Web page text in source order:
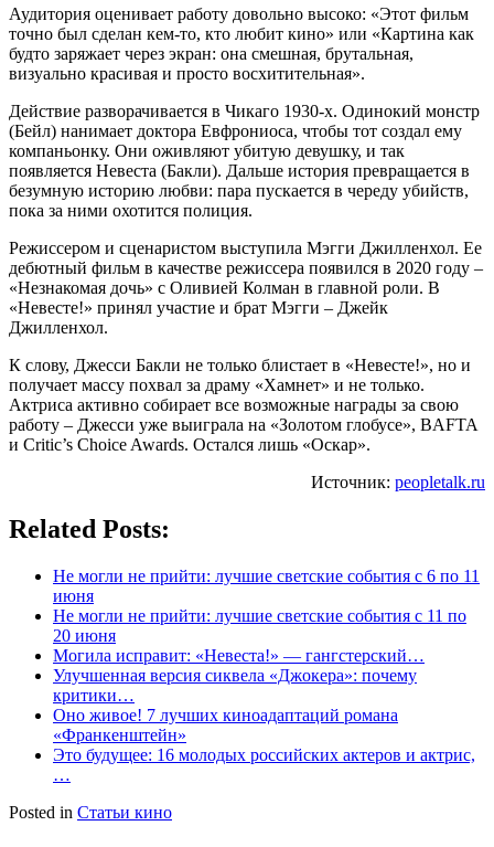
Аудитория оценивает работу довольно высоко: «Этот фильм
точно был сделан кем-то, кто любит кино» или «Картина как
будто заряжает через экран: она смешная, брутальная,
визуально красивая и просто восхитительная».
Действие разворачивается в Чикаго 1930-х. Одинокий монстр
(Бейл) нанимает доктора Евфрониоса, чтобы тот создал ему
компаньонку. Они оживляют убитую девушку, и так
появляется Невеста (Бакли). Дальше история превращается в
безумную историю любви: пара пускается в череду убийств,
пока за ними охотится полиция.
Режиссером и сценаристом выступила Мэгги Джилленхол. Ее
дебютный фильм в качестве режиссера появился в 2020 году –
«Незнакомая дочь» с Оливией Колман в главной роли. В
«Невесте!» принял участие и брат Мэгги – Джейк
Джилленхол.
К слову, Джесси Бакли не только блистает в «Невесте!», но и
получает массу похвал за драму «Хамнет» и не только.
Актриса активно собирает все возможные награды за свою
работу – Джесси уже выиграла на «Золотом глобусе», BAFTA
и Critic’s Choice Awards. Остался лишь «Оскар».
Источник: peopletalk.ru
Related Posts:
Не могли не прийти: лучшие светские события с 6 по 11
июня
Не могли не прийти: лучшие светские события с 11 по
20 июня
Могила исправит: «Невеста!» — гангстерский…
Улучшенная версия сиквела «Джокера»: почему
критики…
Оно живое! 7 лучших киноадаптаций романа
«Франкенштейн»
Это будущее: 16 молодых российских актеров и актрис,
…
Posted in Статьи кино